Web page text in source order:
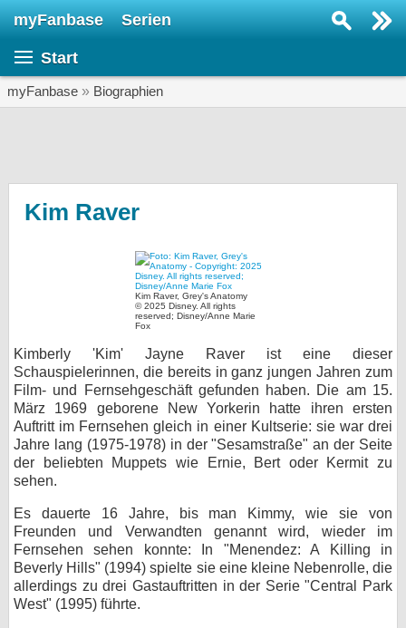
myFanbase Serien
Start
myFanbase » Biographien
Kim Raver
Kim Raver, Grey's Anatomy
© 2025 Disney. All rights
reserved; Disney/Anne Marie
Fox
Kimberly 'Kim' Jayne Raver ist eine dieser
Schauspielerinnen, die bereits in ganz jungen Jahren zum
Film- und Fernsehgeschäft gefunden haben. Die am 15.
März 1969 geborene New Yorkerin hatte ihren ersten
Auftritt im Fernsehen gleich in einer Kultserie: sie war drei
Jahre lang (1975-1978) in der "Sesamstraße" an der Seite
der beliebten Muppets wie Ernie, Bert oder Kermit zu
sehen.
Es dauerte 16 Jahre, bis man Kimmy, wie sie von
Freunden und Verwandten genannt wird, wieder im
Fernsehen sehen konnte: In "Menendez: A Killing in
Beverly Hills" (1994) spielte sie eine kleine Nebenrolle, die
allerdings zu drei Gastauftritten in der Serie "Central Park
West" (1995) führte.
KULTUR
Specials
SERVICE
Gewinnspiele
Forum
bei X
bei Facebook
Kontakt
Nutzungsbedingungen